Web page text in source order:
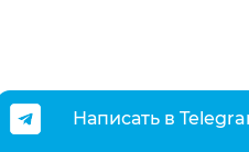
Написать в